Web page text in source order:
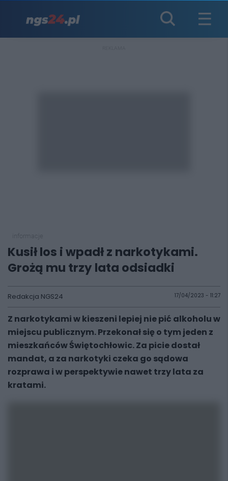
Kusił los i wpadł z narkotykami.
Grożą mu trzy lata odsiadki
Redakcja NGS24 17/04/2023 - 11:27
Z narkotykami w kieszeni lepiej nie pić alkoholu w
miejscu publicznym. Przekonał się o tym jeden z
mieszkańców Świętochłowic. Za picie dostał
mandat, a za narkotyki czeka go sądowa
rozprawa i w perspektywie nawet trzy lata za
kratami.